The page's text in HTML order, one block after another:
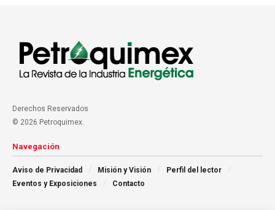
Derechos Reservados
© 2026 Petroquimex.
Navegación
Aviso de Privacidad Misión y Visión
Perfil del lector
Eventos y Exposiciones
Contacto